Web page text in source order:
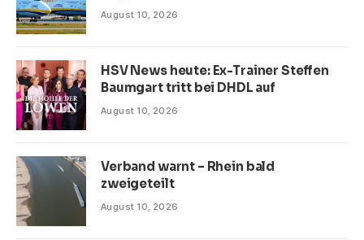
August 10, 2026
HSV News heute: Ex-Trainer Steffen
Baumgart tritt bei DHDL auf
August 10, 2026
Verband warnt – Rhein bald
zweigeteilt
August 10, 2026